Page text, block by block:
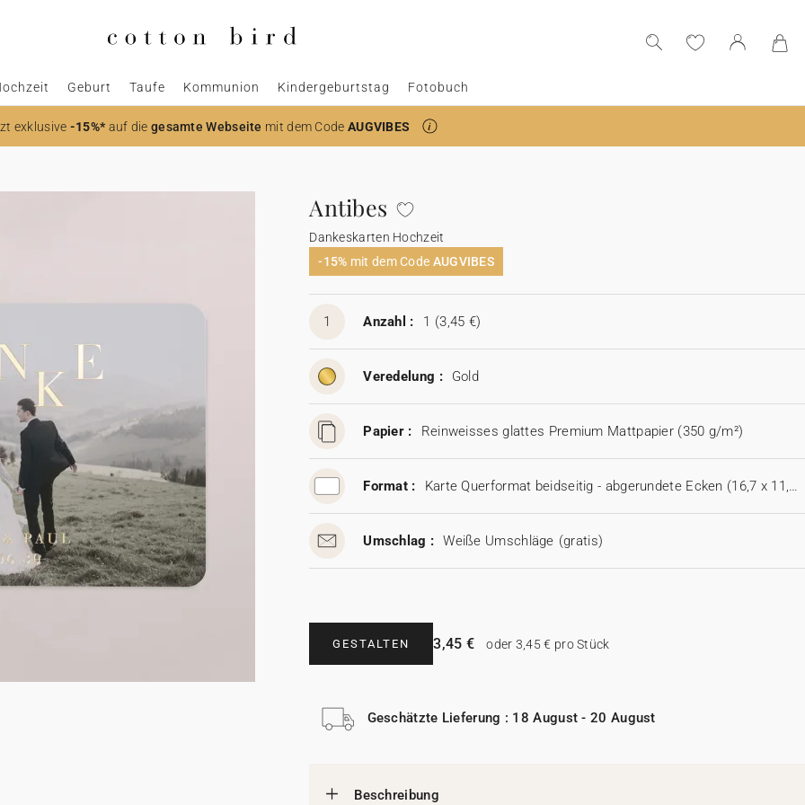
Geburt Taufe Kommunion Kindergeburtstag Fotobuch
exklusive -15%*auf die gesamte Webseite mit dem Code AUGVIBES
Antibes
Dankeskarten Hochzeit
-15% mit dem Code AUGVIBES
1 Anzahl : 1 (3,45 €)
Veredelung : Gold
Papier : Reinweisses glattes Premium Mattpapier (350 g/m²)
Format : Karte Querformat beidseitig - abgerundete Ecken (16,7 x 11,5 cm)
Umschlag : Weiße Umschläge (gratis)
GESTALTEN 3,45 € oder 3,45 € pro Stück
Geschätzte Lieferung : 18 August - 20 August
Beschreibung